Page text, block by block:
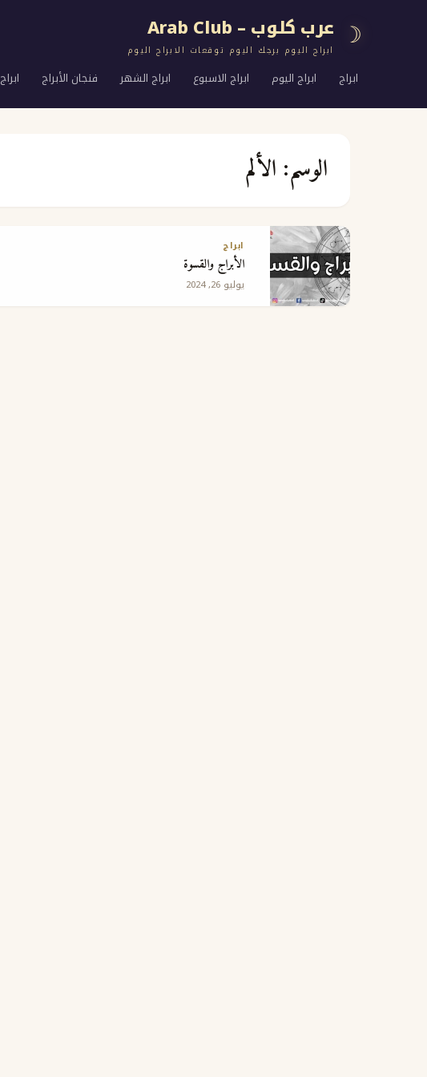
☽ عرب كلوب – Arab Club
ابراج اليوم برجك اليوم توقعات الابراج اليوم
ابراج ابراج اليوم ابراج الاسبوع ابراج الشهر فنجان الأبراج ابراج 2025
الوسم: الألم
ابراج
الأبراج والقسوة
يوليو 26, 2024